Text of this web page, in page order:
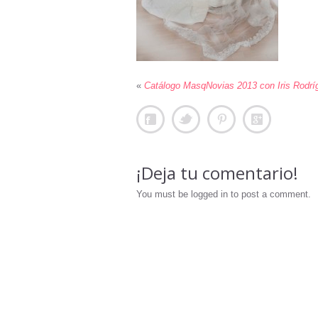
« Catálogo MasqNovias 2013 con Iris
¡Deja tu comentario!
You must be logged in to post a comment.